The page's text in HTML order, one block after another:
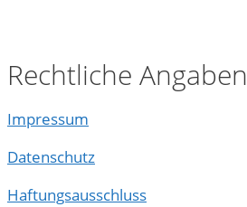
Rechtliche Angaben
Impressum
Datenschutz
Haftungsausschluss